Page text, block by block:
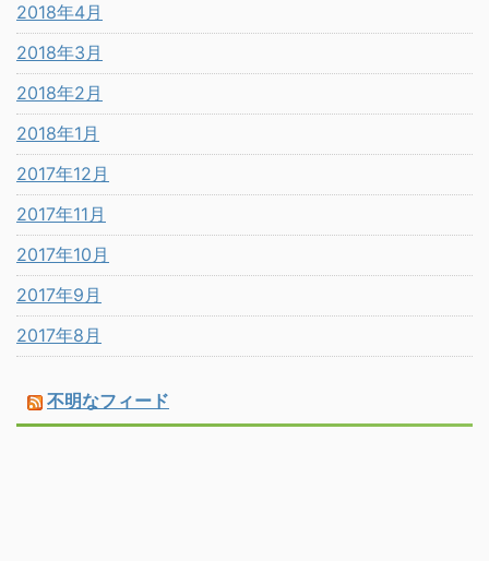
2018年4月
2018年3月
2018年2月
2018年1月
2017年12月
2017年11月
2017年10月
2017年9月
2017年8月
不明なフィード